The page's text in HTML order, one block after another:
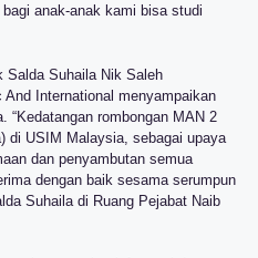
anak-anak kami bisa studi
Salda Suhaila Nik Saleh
International menyampaikan
“Kedatangan rombongan MAN 2
di USIM Malaysia, sebagai upaya
dan penyambutan semua
dengan baik sesama serumpun
Suhaila di Ruang Pejabat Naib